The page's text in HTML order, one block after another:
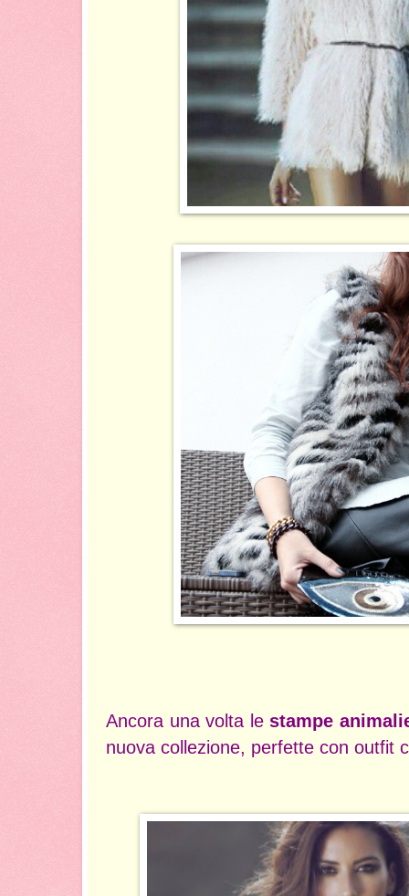
Ancora una volta le stampe
nuova collezione, perfette con outfit